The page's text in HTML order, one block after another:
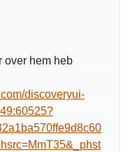
over hem heb
discoveryui-